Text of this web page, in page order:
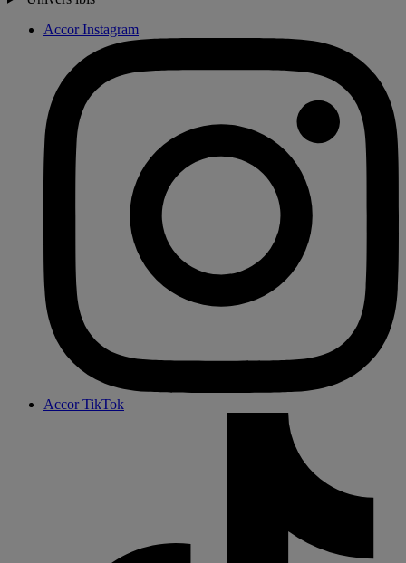
Accor Instagram
Accor TikTok